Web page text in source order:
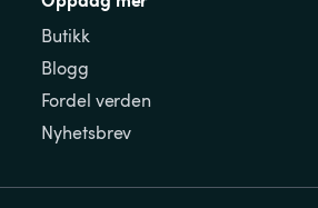
Butikk
Blogg
Fordel verden
Nyhetsbrev